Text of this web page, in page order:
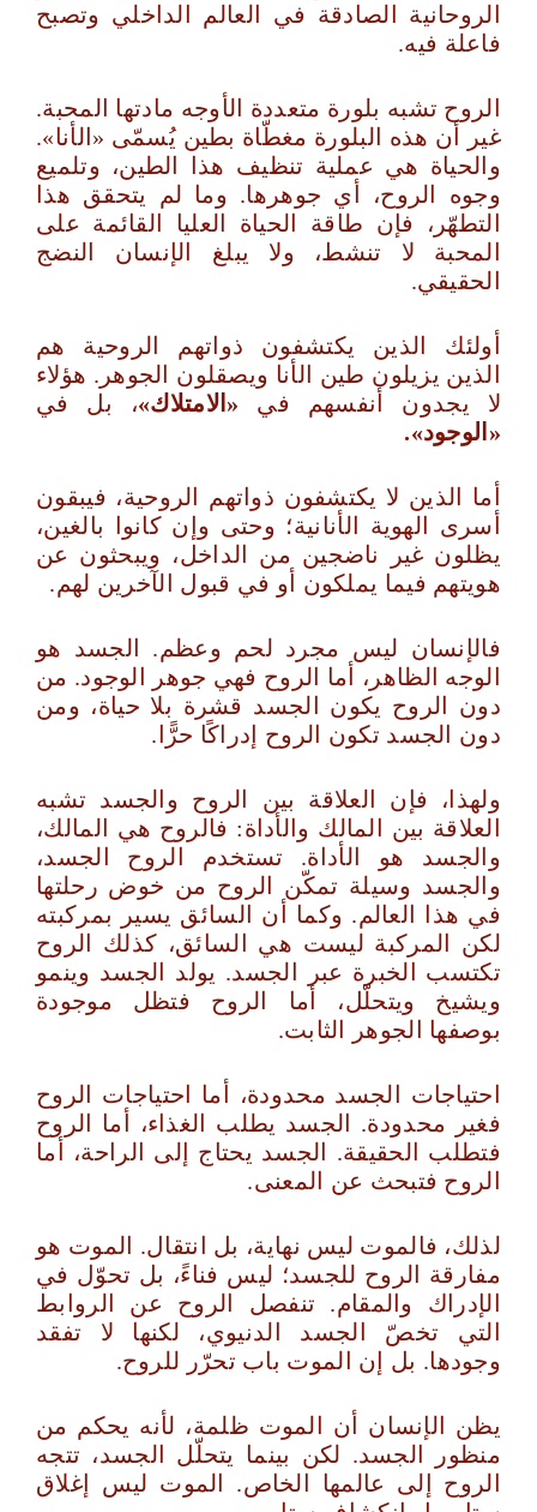
الروحانية الصادقة في العالم الداخلي وتصبح
فاعلة فيه.
الروح تشبه بلورة متعددة الأوجه مادتها المحبة.
غير أن هذه البلورة مغطّاة بطين يُسمّى «الأنا».
والحياة هي عملية تنظيف هذا الطين، وتلميع
وجوه الروح، أي جوهرها. وما لم يتحقق هذا
التطهّر، فإن طاقة الحياة العليا القائمة على
المحبة لا تنشط، ولا يبلغ الإنسان النضج
الحقيقي.
أولئك الذين يكتشفون ذواتهم الروحية هم
الذين يزيلون طين الأنا ويصقلون الجوهر. هؤلاء
لا يجدون أنفسهم في «الامتلاك»، بل في
«الوجود».
أما الذين لا يكتشفون ذواتهم الروحية، فيبقون
أسرى الهوية الأنانية؛ وحتى وإن كانوا بالغين،
يظلون غير ناضجين من الداخل، ويبحثون عن
هويتهم فيما يملكون أو في قبول الآخرين لهم.
فالإنسان ليس مجرد لحم وعظم. الجسد هو
الوجه الظاهر، أما الروح فهي جوهر الوجود. من
دون الروح يكون الجسد قشرة بلا حياة، ومن
دون الجسد تكون الروح إدراكًا حرًّا.
ولهذا، فإن العلاقة بين الروح والجسد تشبه
العلاقة بين المالك والأداة: فالروح هي المالك،
والجسد هو الأداة. تستخدم الروح الجسد،
والجسد وسيلة تمكّن الروح من خوض رحلتها
في هذا العالم. وكما أن السائق يسير بمركبته
لكن المركبة ليست هي السائق، كذلك الروح
تكتسب الخبرة عبر الجسد. يولد الجسد وينمو
ويشيخ ويتحلّل، أما الروح فتظل موجودة
بوصفها الجوهر الثابت.
احتياجات الجسد محدودة، أما احتياجات الروح
فغير محدودة. الجسد يطلب الغذاء، أما الروح
فتطلب الحقيقة. الجسد يحتاج إلى الراحة، أما
الروح فتبحث عن المعنى.
لذلك، فالموت ليس نهاية، بل انتقال. الموت هو
مفارقة الروح للجسد؛ ليس فناءً، بل تحوّل في
الإدراك والمقام. تنفصل الروح عن الروابط
التي تخصّ الجسد الدنيوي، لكنها لا تفقد
وجودها. بل إن الموت باب تحرّر للروح.
يظن الإنسان أن الموت ظلمة، لأنه يحكم من
منظور الجسد. لكن بينما يتحلّل الجسد، تتجه
الروح إلى عالمها الخاص. الموت ليس إغلاق